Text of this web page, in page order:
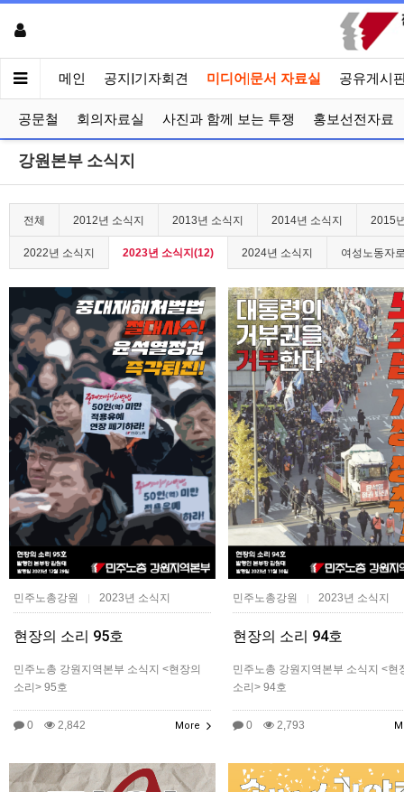
메인 공지|기자회견 미디어|문서 자료실 공유게시
공문철 회의자료실 사진과 함께 보는 투쟁 홍보선전자료
강원본부 소식지
전체 2012년 소식지 2013년 소식지 2014년 소식지 2015
2022년 소식지 2023년 소식지(12) 2024년 소식지 여성노동자
민주노총강원 2023년 소식지
현장의 소리 95호
민주노총 강원지역본부 소식지 <현장의
소리> 95호
0 2,842 More
민주노총강원 2023년 소식지
현장의 소리 94호
민주노총 강원지역본부 소식지 <현
소리> 94호
0 2,793